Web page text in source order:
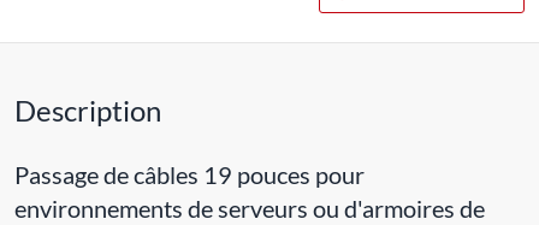
Description
Passage de câbles 19 pouces pour
environnements de serveurs ou d'armoires de